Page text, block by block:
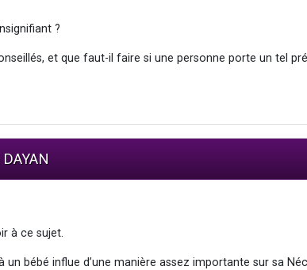
?
et que faut-il faire si une personne porte un tel
à ce sujet.
un bébé influe d’une manière assez importante sur sa